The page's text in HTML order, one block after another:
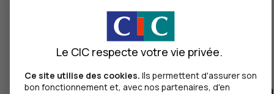
Divorce, séparation ou dissolution d'un PACS
Violences conjugales
Catastrophe naturelle
Fin de mandat social
Cessation d'activité ou fin de contrat de
Les cas de déblocage
Financer des projets
Faire face aux moments
difficiles
Mariage ou conclusion
Le CIC respecte votre vie privée.
Ce site utilise des cookies. Ils permettent d'assurer son
bon fonctionnement et, avec nos partenaires, d'en